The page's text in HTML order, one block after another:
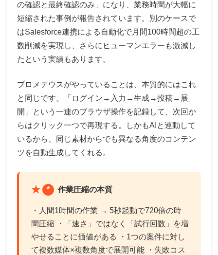
の確認と最終確認のみ」になり、業務時間が大幅に
短縮された事例が報告されています。別のケースで
はSalesforce連携による自動化で月間100時間超の工
数削減を実現し、さらにヒューマンエラーも激減し
たという実績もあります。
プロメテウスがやっていることは、本質的にはこれ
と同じです。「ログイン→入力→生成→投稿→展
開」という一連のブラウザ操作を記録して、次回か
らはクリック一つで再現する。しかもAIと連動して
いるから、同じ素材からでも異なる角度のコンテン
ツを自動生成してくれる。
* 作業圧縮の本質
・人間1時間の作業 → 5秒起動で720倍の時
間圧縮 ・「速さ」ではなく「試行回数」を増
やせることに価値がある ・1つの案件に対し
て複数媒体×複数角度で展開可能 ・失敗コス